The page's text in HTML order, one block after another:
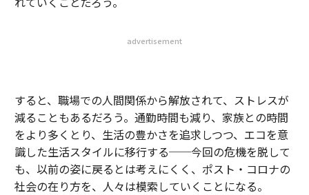
advertisement
すると、職場での人間関係から解放されて、ストレスが
減ることもあるだろう。通勤時間も減り、家族との時間
をより多くとり、生活の豊かさを追求しつつ、エコを意
識した生活スタイルに移行する──今回の危機を脱して
も、以前の姿に戻るとは考えにくく、ポスト・コロナの
社会の在り方を、人々は模索していくことになる。